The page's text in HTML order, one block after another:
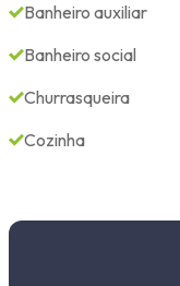
Banheiro auxiliar
Banheiro social
Churrasqueira
Cozinha